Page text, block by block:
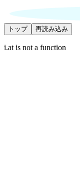
トップ 再読み込み
i.at is not a function